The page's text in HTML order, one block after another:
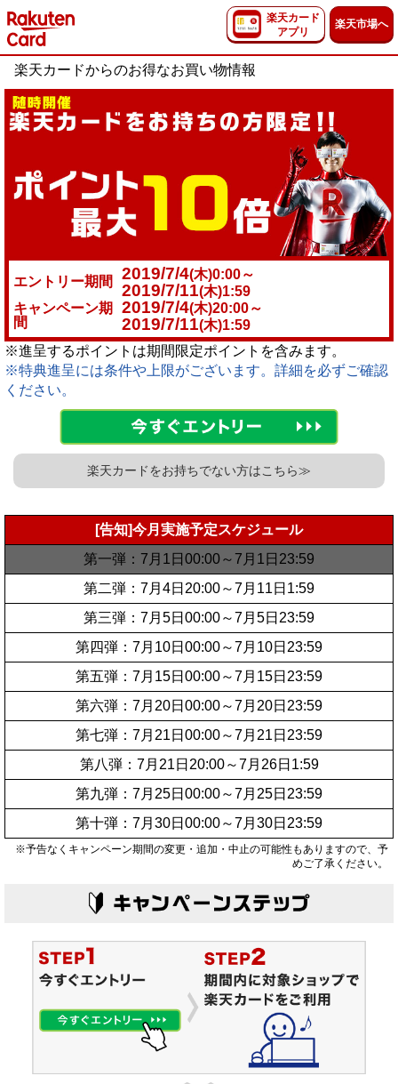
楽天カード
アプリ
楽天市場へ
楽天カードからのお得なお買い物情報
エントリー期間 2019/7/4(木)0:00～
2019/7/11(木)1:59
キャンペーン期
間
2019/7/4(木)20:00～
2019/7/11(木)1:59
※進呈するポイントは期間限定ポイントを含みます。
※特典進呈には条件や上限がございます。詳細を必ずご確認
ください。
楽天カードをお持ちでない方はこちら≫
[告知]今月実施予定スケジュール
第一弾：7月1日00:00～7月1日23:59
第二弾：7月4日20:00～7月11日1:59
第三弾：7月5日00:00～7月5日23:59
第四弾：7月10日00:00～7月10日23:59
第五弾：7月15日00:00～7月15日23:59
第六弾：7月20日00:00～7月20日23:59
第七弾：7月21日00:00～7月21日23:59
第八弾：7月21日20:00～7月26日1:59
第九弾：7月25日00:00～7月25日23:59
第十弾：7月30日00:00～7月30日23:59
※予告なくキャンペーン期間の変更・追加・中止の可能性もありますので、予
めご了承ください。